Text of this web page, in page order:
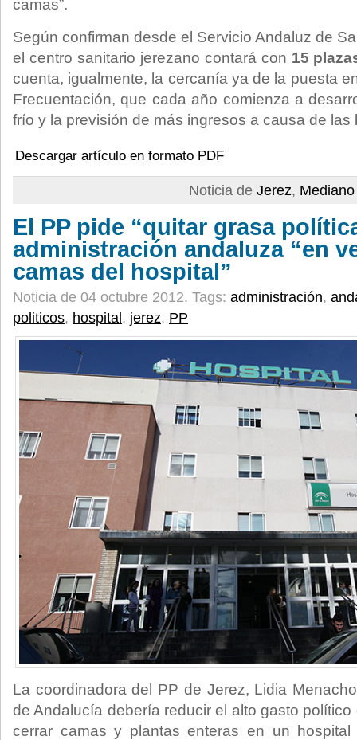
camas”.
Según confirman desde el Servicio Andaluz de
el centro sanitario jerezano contará con 15
cuenta, igualmente, la cercanía ya de la puesta
Frecuentación, que cada año comienza a
frío y la previsión de más ingresos a causa de las
Descargar artículo en formato PDF
Noticia de Jerez,
El PP pide “quitar grasa
administración andaluza “en
camas del hospital”
Noticia de 04 octubre 2012. Tags: administración,
politicos, hospital , jerez, PP
La coordinadora del PP de Jerez, Lidia
de Andalucía debería reducir el alto gasto
cerrar camas y plantas enteras en un